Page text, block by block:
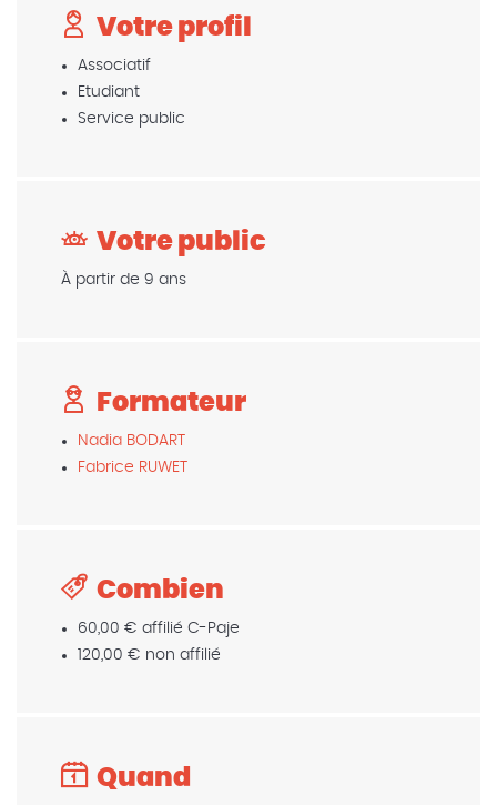
Votre profil
Associatif
Etudiant
Service public
Votre public
À partir de 9 ans
Formateur
Nadia BODART
Fabrice RUWET
Combien
60,00 € affilié C-Paje
120,00 € non affilié
Quand